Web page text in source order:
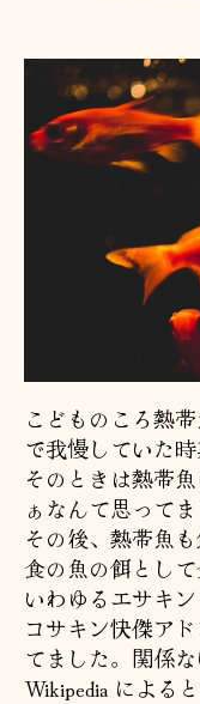
こどものころ熱
で我慢していた時
そのときは熱帯
ぁなんて思ってま
その後、熱帯魚
食の魚の餌とし
いわゆるエサキ
コサキン快傑ア
てました。関係な
Wikipedia によると